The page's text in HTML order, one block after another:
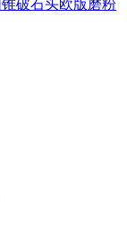
破石头欧版磨粉